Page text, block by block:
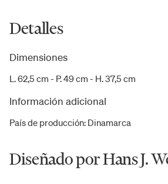
Detalles
Dimensiones
L. 62,5 cm - P. 49 cm - H. 37,5 cm
Información adicional
País de producción: Dinamarca
Diseñado por Hans J.